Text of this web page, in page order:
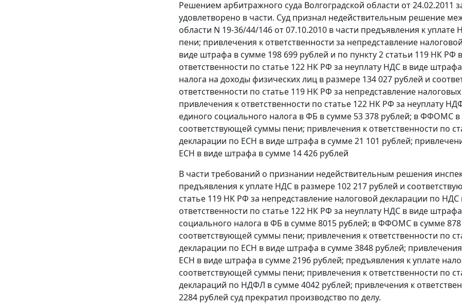
Решением арбитражного суда Волгоградской области от
удовлетворено в части. Суд признал недействительным решение
области N 19-36/44/146 от 07.10.2010 в части предъявления к
пени; привлечения к ответственности за непредставление
виде штрафа в сумме 198 699 рублей и по пункту 2 статьи 119 НК РФ
ответственности по статье 122 НК РФ за неуплату НДС в виде
налога на доходы физических лиц в размере 134 027 рублей и
ответственности по статье 119 НК РФ за непредставление
привлечения к ответственности по статье 122 НК РФ за неуплату
единого социального налога в ФБ в сумме 53 378 рублей; в ФФОМС
соответствующей суммы пени; привлечения к ответственности по
декларации по ЕСН в виде штрафа в сумме 21 101 рублей;
ЕСН в виде штрафа в сумме 14 426 рублей
В части требований о признании недействительным решения
предъявления к уплате НДС в размере 102 217 рублей и
статье 119 НК РФ за непредставление налоговой декларации по
ответственности по статье 122 НК РФ за неуплату НДС в виде
социального налога в ФБ в сумме 8015 рублей; в ФФОМС в сумме
соответствующей суммы пени; привлечения к ответственности по
декларации по ЕСН в виде штрафа в сумме 3848 рублей; привлечения
ЕСН в виде штрафа в сумме 2196 рублей; предъявления к уплате
соответствующей суммы пени; привлечения к ответственности по
деклараций по НДФЛ в сумме 4042 рублей; привлечения к
2284 рублей суд прекратил производство по делу.